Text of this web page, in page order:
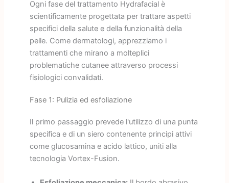
Ogni fase del trattamento Hydrafacial è
scientificamente progettata per trattare aspetti
specifici della salute e della funzionalità della
pelle. Come dermatologi, apprezziamo i
trattamenti che mirano a molteplici
problematiche cutanee attraverso processi
fisiologici convalidati.
Fase 1: Pulizia ed esfoliazione
Il primo passaggio prevede l'utilizzo di una punta
specifica e di un siero contenente principi attivi
come glucosamina e acido lattico, uniti alla
tecnologia Vortex-Fusion.